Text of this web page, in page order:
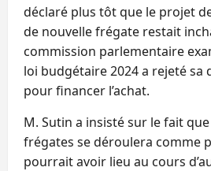
déclaré plus tôt que le projet
de nouvelle frégate restait
commission parlementaire
loi budgétaire 2024 a rejeté sa
pour financer l’achat.
M. Sutin a insisté sur le fait
frégates se déroulera comme
pourrait avoir lieu au cours